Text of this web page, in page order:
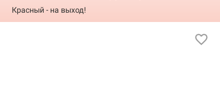
Красный - на выход!